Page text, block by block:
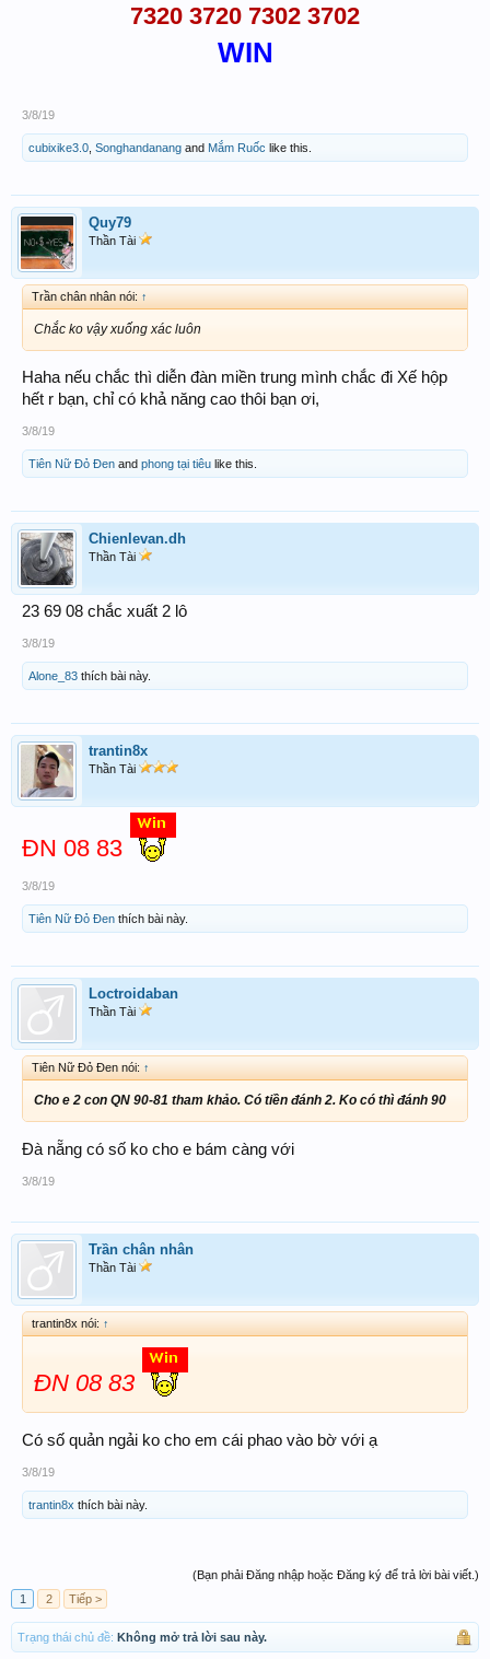
7320 3720 7302 3702
WIN
3/8/19
cubixike3.0 Songhandanang and Mắm Ruốc like this.
Quy79
Thần Tài
Trần chân nhân nói: ↑
Chắc ko vậy xuống xác luôn
Haha nếu chắc thì diễn đàn miền trung mình chắc đi Xế hộp
hết r bạn, chỉ có khả năng cao thôi bạn ơi,
3/8/19
Tiên Nữ Đỏ Đen and phong tại tiêu like this.
Chienlevan.dh
Thần Tài
23 69 08 chắc xuất 2 lô
3/8/19
Alone_83 thích bài này.
trantin8x
Thần Tài
ĐN 08 83
3/8/19
Tiên Nữ Đỏ Đen thích bài này.
Loctroidaban
Thần Tài
Tiên Nữ Đỏ Đen nói: ↑
Cho e 2 con QN 90-81 tham khảo. Có tiền đánh 2. Ko có thì đánh 90
Đà nẵng có số ko cho e bám càng với
3/8/19
Trần chân nhân
Thần Tài
trantin8x nói: ↑
ĐN 08 83
Có số quản ngải ko cho em cái phao vào bờ với ạ
3/8/19
trantin8x thích bài này.
(Bạn phải Đăng nhập hoặc Đăng ký để trả lời bài viết.)
1
2 Tiếp >
Trạng thái chủ đề: Không mở trả lời sau này.